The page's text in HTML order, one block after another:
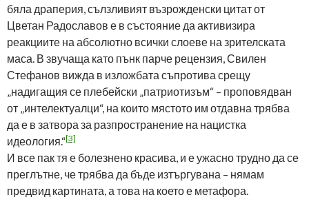
бяла драперия, сълзливият възрожденски цитат от
Цветан Радославов е в състояние да активизира
реакциите на абсолютно всички слоеве на зрителската
маса. В звучаща като пънк парче рецензия, Свилен
Стефанов вижда в изложбата съпротива срещу
„надигащия се плебейски „патриотизъм“ – проповядван
от „интелектуалци“, на които мястото им отдавна трябва
да е в затвора за разпространение на нацистка
идеология.“[3]
И все пак тя е болезнено красива, и е ужасно трудно да се
преглътне, че трябва да бъде изтъргувана – нямам
предвид картината, а това на което е метафора.